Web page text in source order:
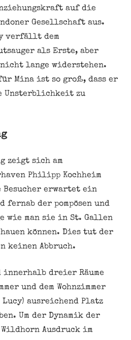
auf die
Gesellschaft aus.
verfällt dem
als Erste, aber
nicht lange widerstehen.
Mina ist so groß, dass er
Unsterblichkeit zu
zeigt sich am
Philipp Kochheim
erwartet ein
fernab der pompösen und
wie man sie in St. Gallen
können. Dies tut der
keinen Abbruch.
innerhalb dreier Räume
und dem Wohnzimmer
Lucy) ausreichend Platz
Um der Dynamik der
Ausdruck im